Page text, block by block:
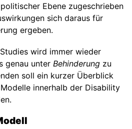
Ebene zugeschrieben
sich daraus für
ergeben.
wird immer wieder
genau unter Behinderung zu
soll ein kurzer Überblick
innerhalb der Disability